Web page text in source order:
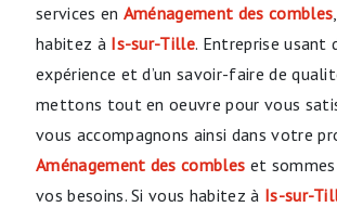
services en Aménagement des combles
habitez à Is-sur-Tille. Entreprise usant
expérience et d’un savoir-faire de
mettons tout en oeuvre pour vous
vous accompagnons ainsi dans votre
Aménagement des combles et sommes
vos besoins. Si vous habitez à Is-sur-